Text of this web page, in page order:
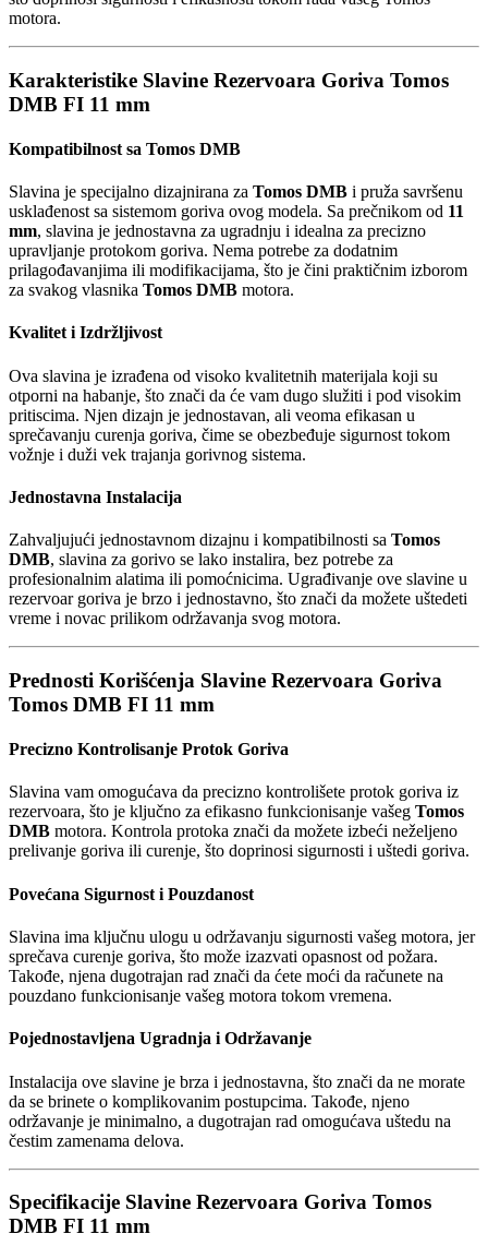
motora.
Karakteristike Slavine Rezervoara Goriva Tomos
DMB FI 11 mm
Kompatibilnost sa Tomos DMB
Slavina je specijalno dizajnirana za Tomos DMB i pruža savršenu
usklađenost sa sistemom goriva ovog modela. Sa prečnikom od 11
mm, slavina je jednostavna za ugradnju i idealna za precizno
upravljanje protokom goriva. Nema potrebe za dodatnim
prilagođavanjima ili modifikacijama, što je čini praktičnim izborom
za svakog vlasnika Tomos DMB motora.
Kvalitet i Izdržljivost
Ova slavina je izrađena od visoko kvalitetnih materijala koji su
otporni na habanje, što znači da će vam dugo služiti i pod visokim
pritiscima. Njen dizajn je jednostavan, ali veoma efikasan u
sprečavanju curenja goriva, čime se obezbeđuje sigurnost tokom
vožnje i duži vek trajanja gorivnog sistema.
Jednostavna Instalacija
Zahvaljujući jednostavnom dizajnu i kompatibilnosti sa Tomos
DMB, slavina za gorivo se lako instalira, bez potrebe za
profesionalnim alatima ili pomoćnicima. Ugrađivanje ove slavine u
rezervoar goriva je brzo i jednostavno, što znači da možete uštedeti
vreme i novac prilikom održavanja svog motora.
Prednosti Korišćenja Slavine Rezervoara Goriva
Tomos DMB FI 11 mm
Precizno Kontrolisanje Protok Goriva
Slavina vam omogućava da precizno kontrolišete protok goriva iz
rezervoara, što je ključno za efikasno funkcionisanje vašeg Tomos
DMB motora. Kontrola protoka znači da možete izbeći neželjeno
prelivanje goriva ili curenje, što doprinosi sigurnosti i uštedi goriva.
Povećana Sigurnost i Pouzdanost
Slavina ima ključnu ulogu u održavanju sigurnosti vašeg motora, jer
sprečava curenje goriva, što može izazvati opasnost od požara.
Takođe, njena dugotrajan rad znači da ćete moći da računete na
pouzdano funkcionisanje vašeg motora tokom vremena.
Pojednostavljena Ugradnja i Održavanje
Instalacija ove slavine je brza i jednostavna, što znači da ne morate
da se brinete o komplikovanim postupcima. Takođe, njeno
održavanje je minimalno, a dugotrajan rad omogućava uštedu na
čestim zamenama delova.
Specifikacije Slavine Rezervoara Goriva Tomos
DMB FI 11 mm